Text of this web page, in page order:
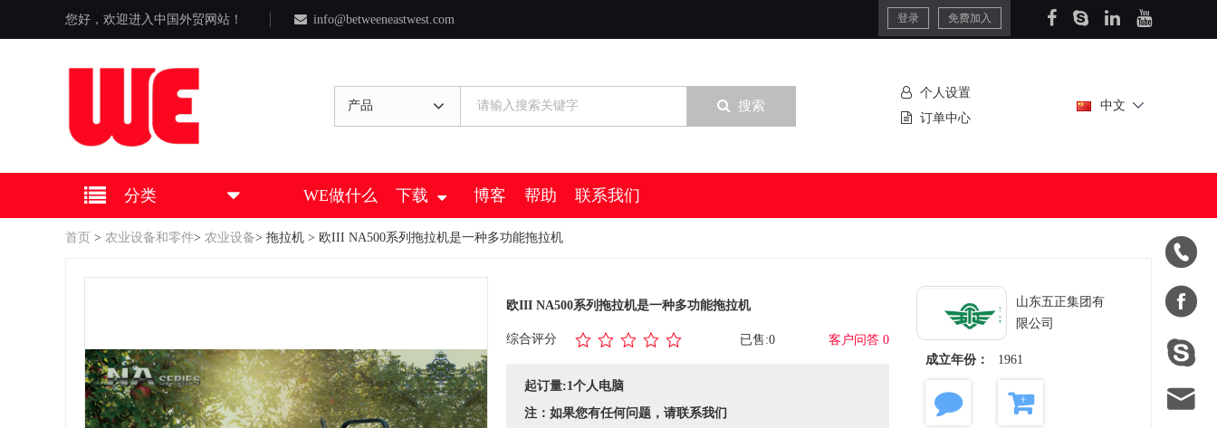
您好，欢迎进入中国外贸网站！ info@betweeneastwest.com 登录 免费加入




产品 搜索
个人设置
订单中心
中文
分类 WE做什么 下载 博客 帮助 联系我们
首页 > 农业设备和零件> 农业设备> 拖拉机 > 欧III NA500系列拖拉机是一种多功能拖拉机
欧III NA500系列拖拉机是一种多功能拖拉机
综合评分 已售:0 客户问答 0
起订量:1个人电脑
注：如果您有任何问题，请联系我们
山东五正集团有
限公司
成立年份： 1961